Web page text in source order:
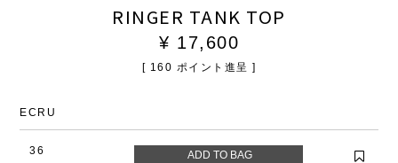
RINGER TANK TOP
¥ 17,600
[ 160 ポイント進呈 ]
ECRU
36